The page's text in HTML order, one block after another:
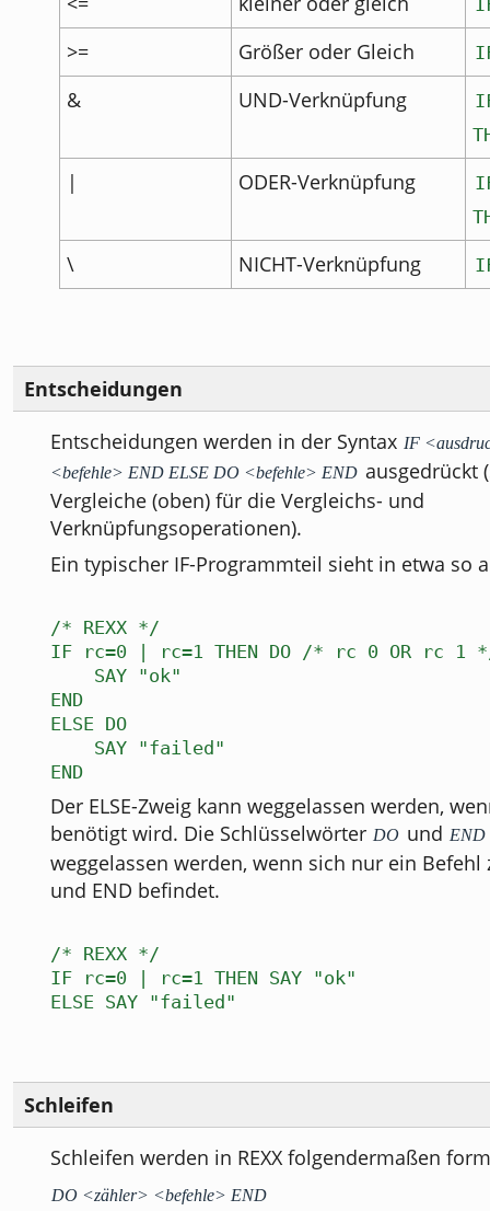
>= Größer oder Gleich
& UND-Verknüpfung
| ODER-Verknüpfung
\ NICHT-Verknüpfung
Entscheidungen
Entscheidungen werden in der Syntax IF
<befehle> END ELSE DO <befehle> END ausgedrückt
Vergleiche (oben) für die Vergleichs- und
Verknüpfungsoperationen).
Ein typischer IF-Programmteil sieht in etwa so
/* REXX */
IF rc=0 | rc=1 THEN DO /* rc 0 OR rc 1
SAY "ok"
END
ELSE DO
SAY "failed"
END
Der ELSE-Zweig kann weggelassen werden,
benötigt wird. Die Schlüsselwörter DO und END
weggelassen werden, wenn sich nur ein Befehl
und END befindet.
/* REXX */
IF rc=0 | rc=1 THEN SAY "ok"
ELSE SAY "failed"
Schleifen
Schleifen werden in REXX folgendermaßen
DO <zähler> <befehle> END